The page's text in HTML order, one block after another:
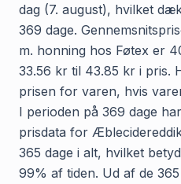
dag (7. august), hvilket
369 dage.
m. honning hos Føtex er
33.56 kr til 43.85 kr i pris.
prisen for varen, hvis
I perioden på 369 dage
prisdata for
365 dage i alt, hvilket
99% af tiden. Ud af de